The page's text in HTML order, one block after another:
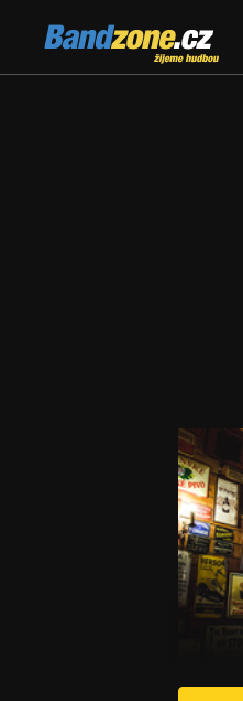
Bandzone.cz
žijeme hudbou